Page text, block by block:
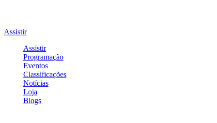
Assistir
Assistir
Programação
Eventos
Classificações
Notícias
Loja
Blogs